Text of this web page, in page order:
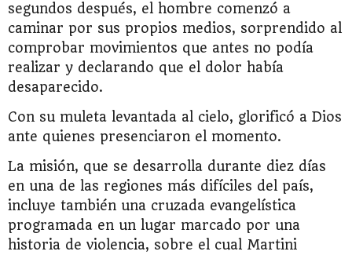
segundos después, el hombre comenzó a
caminar por sus propios medios, sorprendido al
comprobar movimientos que antes no podía
realizar y declarando que el dolor había
desaparecido.
Con su muleta levantada al cielo, glorificó a Dios
ante quienes presenciaron el momento.
La misión, que se desarrolla durante diez días
en una de las regiones más difíciles del país,
incluye también una cruzada evangelística
programada en un lugar marcado por una
historia de violencia, sobre el cual Martini